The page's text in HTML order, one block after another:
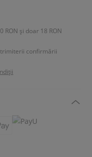
RON și doar 18 RON
confirmării